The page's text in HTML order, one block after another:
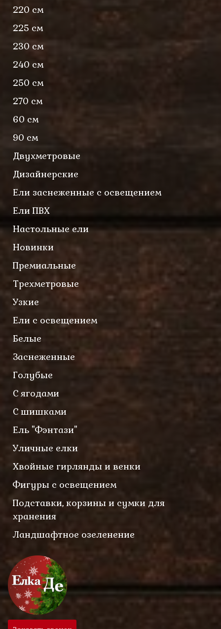
220 см
225 см
230 см
240 см
250 см
270 см
60 см
90 см
Двухметровые
Дизайнерские
Ели заснеженные с освещением
Ели ПВХ
Настольные ели
Новинки
Премиальные
Трехметровые
Узкие
Ели с освещением
Белые
Заснеженные
Голубые
С ягодами
С шишками
Ель "Фэнтази"
Уличные елки
Хвойные гирлянды и венки
Фигуры с освещением
Подставки, корзины и сумки для
хранения
Ландшафтное озеленение